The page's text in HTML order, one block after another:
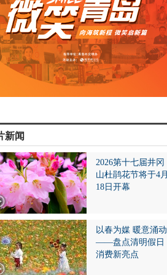
新闻
2026第十七届井冈
山杜鹃花节将于4月
18日开幕
以春为媒 暖意涌动
——盘点清明假日
消费新亮点